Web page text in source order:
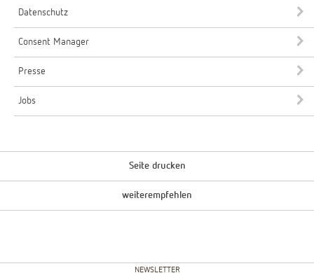
Datenschutz
Consent Manager
Presse
Jobs
Seite drucken
weiterempfehlen
NEWSLETTER